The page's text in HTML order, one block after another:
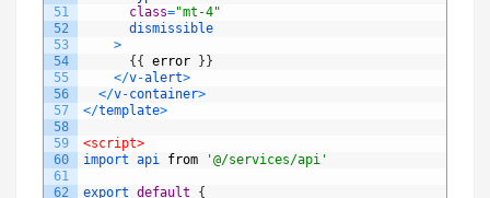
51
52
53
54
55
56
57
58
59
60
61
62
class="mt-4"
dismissible
>
{ { error } }
</v-alert>
</v-container>
</template>
<script>
import api from '@/services/api'
export default
{